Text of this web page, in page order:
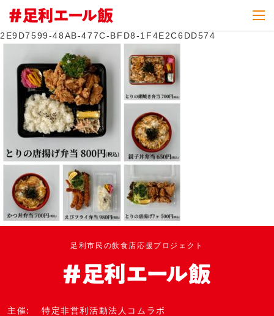
2E9D7599-48AB-477C-BFD8-1F4E2C6DD574
足利市民の飲食店応援プロジェクト
主催 特定非営利活動法人コムラボ